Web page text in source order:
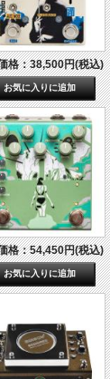
格：38,500円(税込)
格：54,450円(税込)